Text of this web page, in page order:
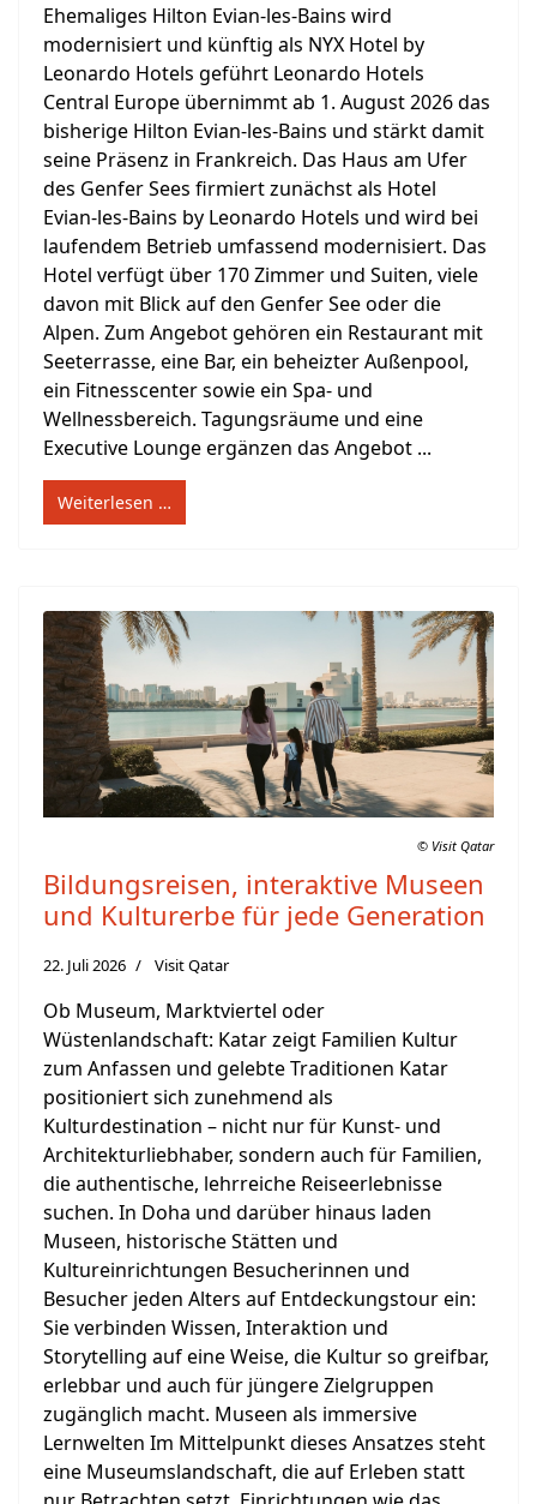
Ehemaliges Hilton Evian-les-Bains wird
modernisiert und künftig als NYX Hotel by
Leonardo Hotels geführt Leonardo Hotels
Central Europe übernimmt ab 1. August 2026 das
bisherige Hilton Evian-les-Bains und stärkt damit
seine Präsenz in Frankreich. Das Haus am Ufer
des Genfer Sees firmiert zunächst als Hotel
Evian-les-Bains by Leonardo Hotels und wird bei
laufendem Betrieb umfassend modernisiert. Das
Hotel verfügt über 170 Zimmer und Suiten, viele
davon mit Blick auf den Genfer See oder die
Alpen. Zum Angebot gehören ein Restaurant mit
Seeterrasse, eine Bar, ein beheizter Außenpool,
ein Fitnesscenter sowie ein Spa- und
Wellnessbereich. Tagungsräume und eine
Executive Lounge ergänzen das Angebot ...
Weiterlesen …
© Visit Qatar
Bildungsreisen, interaktive Museen
und Kulturerbe für jede Generation
22. Juli 2026 Visit Qatar
Ob Museum, Marktviertel oder
Wüstenlandschaft: Katar zeigt Familien Kultur
zum Anfassen und gelebte Traditionen Katar
positioniert sich zunehmend als
Kulturdestination – nicht nur für Kunst- und
Architekturliebhaber, sondern auch für Familien,
die authentische, lehrreiche Reiseerlebnisse
suchen. In Doha und darüber hinaus laden
Museen, historische Stätten und
Kultureinrichtungen Besucherinnen und
Besucher jeden Alters auf Entdeckungstour ein:
Sie verbinden Wissen, Interaktion und
Storytelling auf eine Weise, die Kultur so greifbar,
erlebbar und auch für jüngere Zielgruppen
zugänglich macht. Museen als immersive
Lernwelten Im Mittelpunkt dieses Ansatzes steht
eine Museumslandschaft, die auf Erleben statt